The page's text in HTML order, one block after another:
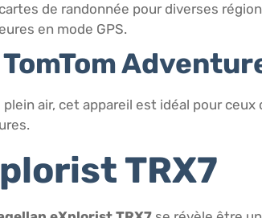
de randonnée pour diverses
en mode GPS.
air, cet appareil est idéal pour
TRX7